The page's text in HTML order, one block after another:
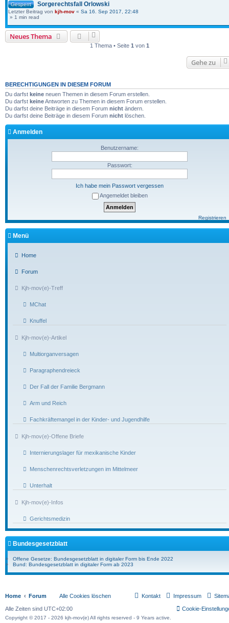
Gesperrt Sorgerechtsfall Orlowski
Letzter Beitrag von kjh-mov « Sa 16. Sep 2017, 22:48
» 1 min read
Neues Thema
1 Thema • Seite 1 von 1
Gehe zu
BERECHTIGUNGEN IN DIESEM FORUM
Du darfst keine neuen Themen in diesem Forum erstellen.
Du darfst keineAntworten zu Themen in diesem Forum erstellen.
Du darfst deine Beiträge in diesem Forum nicht ändern.
Du darfst deine Beiträge in diesem Forum nicht löschen.
Anmelden
Benutzername:
Passwort:
Ich habe mein Passwort vergessen
Angemeldet bleiben
Registrieren
Menü
Home
Forum
Kjh-mov(e)-Treff
MChat
Knuffel
Kjh-mov(e)-Artikel
Multiorganversagen
Paragraphendreieck
Der Fall der Familie Bergmann
Arm und Reich
Fachkräftemangel in der Kinder- und Jugendhilfe
Kjh-mov(e)-Offene Briefe
Internierungslager für mexikanische Kinder
Menschenrechtsverletzungen im Mittelmeer
Unterhalt
Kjh-mov(e)-Infos
Gerichtsmedizin
Bundesgesetzblatt
Offene Gesetze: Bundesgesetzblatt in digitaler Form bis Ende 2022
Bund: Bundesgesetzblatt in digitaler Form ab 2023
Home Forum Impressum
Kontakt
Alle Cookies löschen
Alle Zeiten sind UTC+02:00 Cookie-
Copyright © 2017 - 2026 kjh-mov(e) All rights reserved - 9 Years active.